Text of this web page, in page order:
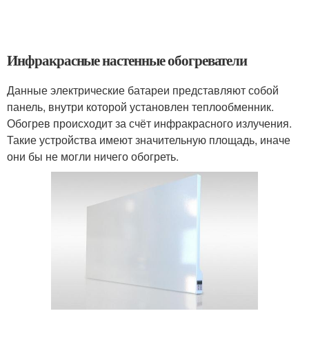
Инфракрасные настенные обогреватели
Данные электрические батареи представляют собой
панель, внутри которой установлен теплообменник.
Обогрев происходит за счёт инфракрасного излучения.
Такие устройства имеют значительную площадь, иначе
они бы не могли ничего обогреть.